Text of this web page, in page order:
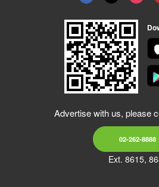
Advertise with us, please
02-262-8888
Ext. 8615,